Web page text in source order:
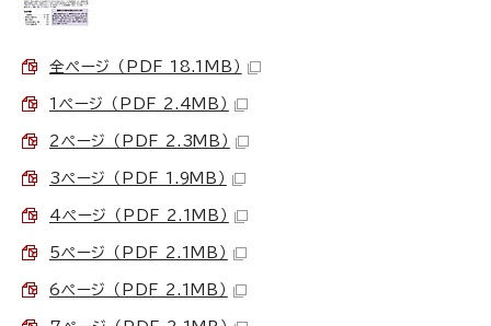
全ページ （PDF 18.1MB）
1ページ （PDF 2.4MB）
2ページ （PDF 2.3MB）
3ページ （PDF 1.9MB）
4ページ （PDF 2.1MB）
5ページ （PDF 2.1MB）
6ページ （PDF 2.1MB）